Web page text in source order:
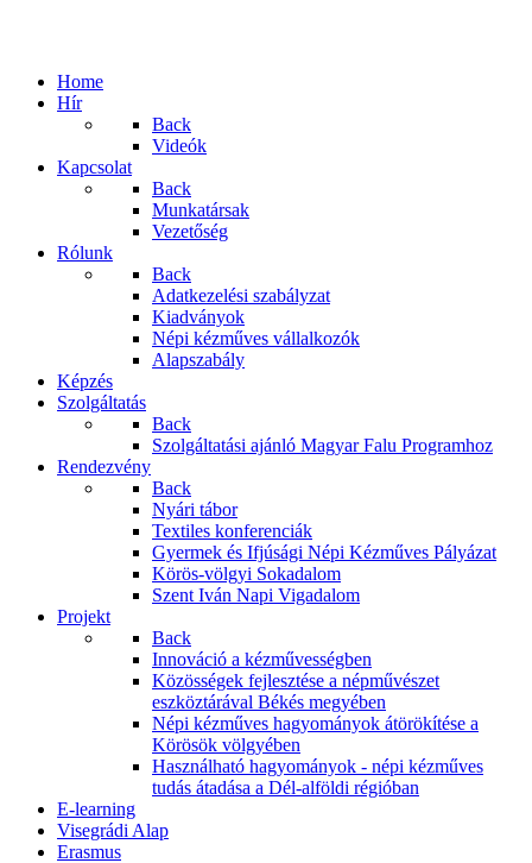
Home
Hír
Back
Videók
Kapcsolat
Back
Munkatársak
Vezetőség
Rólunk
Back
Adatkezelési szabályzat
Kiadványok
Népi kézműves vállalkozók
Alapszabály
Képzés
Szolgáltatás
Back
Szolgáltatási ajánló Magyar Falu Programhoz
Rendezvény
Back
Nyári tábor
Textiles konferenciák
Gyermek és Ifjúsági Népi Kézműves Pályázat
Körös-völgyi Sokadalom
Szent Iván Napi Vigadalom
Projekt
Back
Innováció a kézművességben
Közösségek fejlesztése a népművészet
eszköztárával Békés megyében
Népi kézműves hagyományok átörökítése a
Körösök völgyében
Használható hagyományok - népi kézműves
tudás átadása a Dél-alföldi régióban
E-learning
Visegrádi Alap
Erasmus